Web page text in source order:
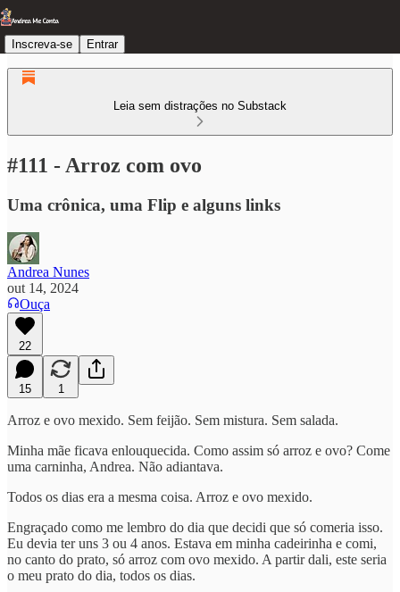
Inscreva-se Entrar
Leia sem distrações no Substack
#111 - Arroz com ovo
Uma crônica, uma Flip e alguns links
Andrea Nunes
out 14, 2024
Ouça
22
15 1
Arroz e ovo mexido. Sem feijão. Sem mistura. Sem salada.
Minha mãe ficava enlouquecida. Como assim só arroz e ovo? Come
uma carninha, Andrea. Não adiantava.
Todos os dias era a mesma coisa. Arroz e ovo mexido.
Engraçado como me lembro do dia que decidi que só comeria isso.
Eu devia ter uns 3 ou 4 anos. Estava em minha cadeirinha e comi,
no canto do prato, só arroz com ovo mexido. A partir dali, este seria
o meu prato do dia, todos os dias.